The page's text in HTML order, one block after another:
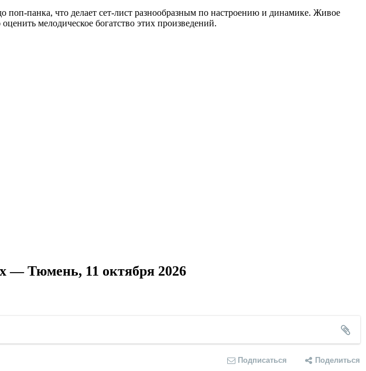
поп-панка, что делает сет-лист разнообразным по настроению и динамике. Живое
мелодическое богатство этих произведений.
— Тюмень, 11 октября 2026
Подписаться Поделиться